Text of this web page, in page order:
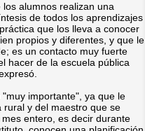
alumnos realizan una
de todos los aprendizajes
que los lleva a conocer
propios y diferentes, y que le
es un contacto muy fuerte
hacer de la escuela pública
importante", ya que le
rural y del maestro que se
entero, es decir durante